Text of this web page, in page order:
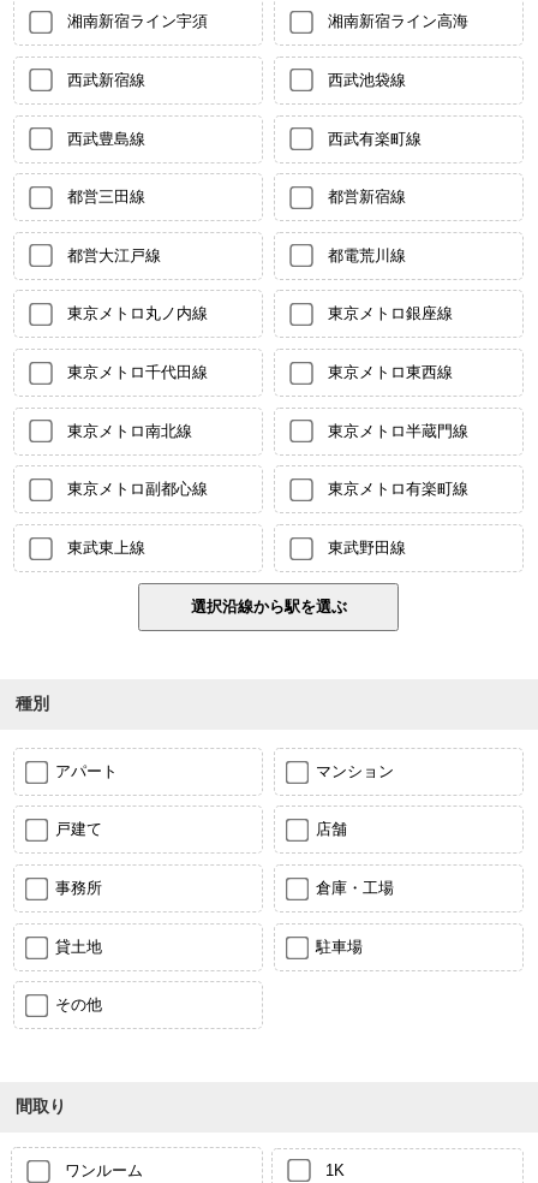
湘南新宿ライン宇須 湘南新宿ライン高海
西武新宿線 西武池袋線
西武豊島線 西武有楽町線
都営三田線 都営新宿線
都営大江戸線 都電荒川線
東京メトロ丸ノ内線 東京メトロ銀座線
東京メトロ千代田線 東京メトロ東西線
東京メトロ南北線 東京メトロ半蔵門線
東京メトロ副都心線 東京メトロ有楽町線
東武東上線 東武野田線
種別
アパート マンション
戸建て 店舗
事務所 倉庫・工場
貸土地 駐車場
その他
間取り
ワンルーム 1K